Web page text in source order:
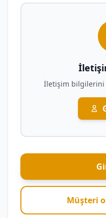
İletişim bilgilerini
Müşteri